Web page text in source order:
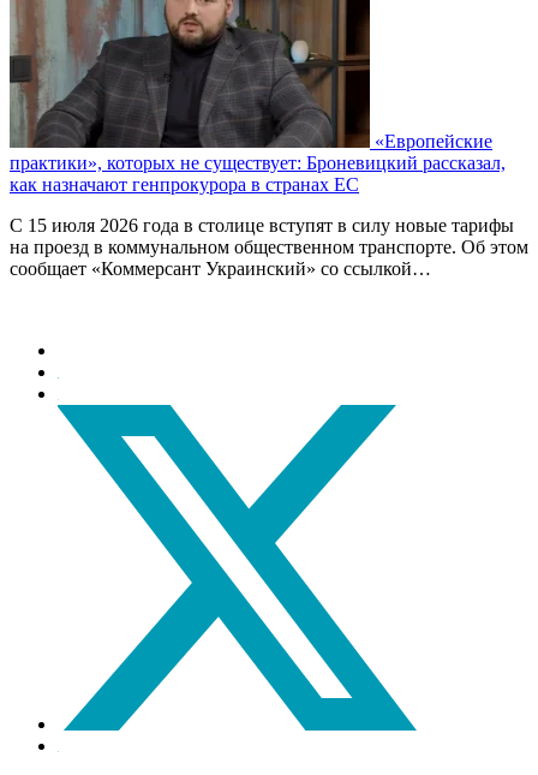
«Европейские
практики», которых не существует: Броневицкий рассказал,
как назначают генпрокурора в странах ЕС
С 15 июля 2026 года в столице вступят в силу новые тарифы
на проезд в коммунальном общественном транспорте. Об этом
сообщает «Коммерсант Украинский» со ссылкой…